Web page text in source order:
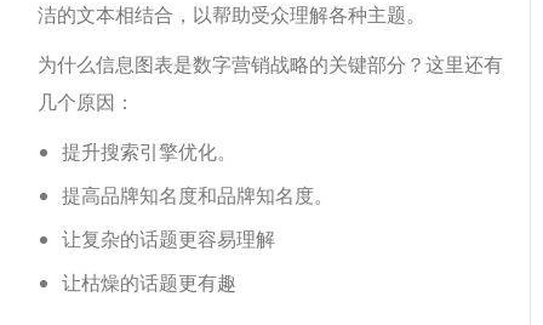
洁的文本相结合，以帮助受众理解各种主题。
为什么信息图表是数字营销战略的关键部分？这里还有
几个原因：
提升搜索引擎优化。
提高品牌知名度和品牌知名度。
让复杂的话题更容易理解
让枯燥的话题更有趣